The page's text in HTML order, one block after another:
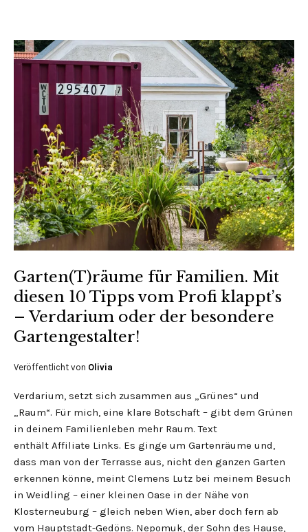
Garten(T)räume für Familien. Mit
diesen 10 Tipps vom Profi klappt’s
– Verdarium oder der besondere
Gartengestalter!
Veröffentlicht von Olivia
Verdarium, setzt sich zusammen aus „Grünes“ und
„Raum“. Für mich, eine klare Botschaft – gibt dem Grünen
in deinem Familienleben mehr Raum. Text
enthält Affiliate Links. Es ginge um Gartenräume und,
dass man von der Terrasse aus, nicht den ganzen Garten
erkennen könne, meint Clemens Lutz bei meinem Besuch
in Weidling – einer kleinen Oase in der Nähe von
Klosterneuburg – gleich neben Wien, aber doch fern ab
vom Hauptstadt-Gedöns. Nepomuk, der Sohn des Hause,